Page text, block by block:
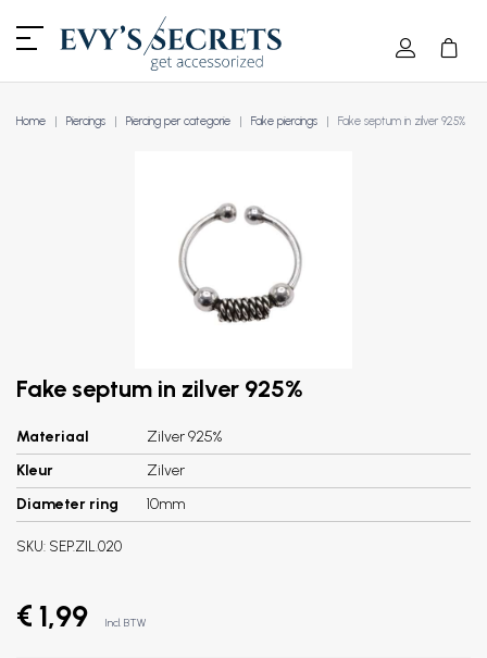
Home Piercings Piercing per categorie Fake piercings Fake septum in zilver 925%
Fake septum in zilver 925%
Materiaal
Zilver 925%
Kleur
Zilver
Diameter ring
10mm
SKU: SEP.ZIL.020
€ 1,99 Incl. BTW